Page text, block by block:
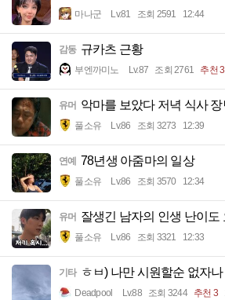
마나군 Lv.81 조회 2591 12:44
감동 규카츠 근황
부엔까미노 Lv.87 조회 2761 추천 3
유머 악마를 보았다 저녁 식사 장
풀소유 Lv.86 조회 3273 12:39
연예 78년생 아줌마의 일상
풀소유 Lv.86 조회 3570 12:34
유머 잘생긴 남자의 인생 난이도
풀소유 Lv.86 조회 3321 12:33
기타 ㅎㅂ) 나만 시원할순 없자나
Deadpool Lv.88 조회 3244 추천 3